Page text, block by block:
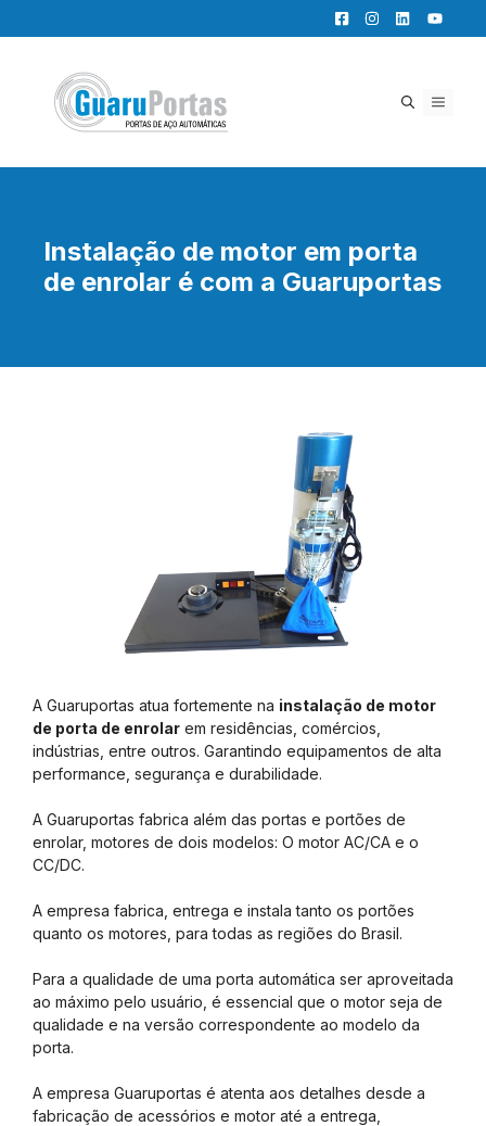
para
conteúdo
MENU
Instalação de motor em porta
de enrolar é com a Guaruportas
A Guaruportas atua fortemente na instalação de motor
de porta de enrolar em residências, comércios,
indústrias, entre outros. Garantindo equipamentos de alta
performance, segurança e durabilidade.
A Guaruportas fabrica além das portas e portões de
enrolar, motores de dois modelos: O motor AC/CA e o
CC/DC.
A empresa fabrica, entrega e instala tanto os portões
quanto os motores, para todas as regiões do Brasil.
Para a qualidade de uma porta automática ser aproveitada
ao máximo pelo usuário, é essencial que o motor seja de
qualidade e na versão correspondente ao modelo da
porta.
A empresa Guaruportas é atenta aos detalhes desde a
fabricação de acessórios e motor até a entrega,